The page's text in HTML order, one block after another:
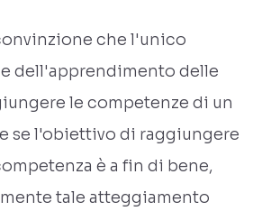
che l'unico
dell'apprendimento delle
le competenze di un
se l'obiettivo di raggiungere
è a fin di bene,
tale atteggiamento